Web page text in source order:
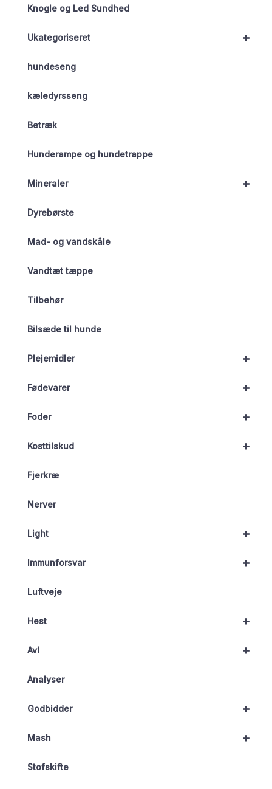
Knogle og Led Sundhed
+
Ukategoriseret
hundeseng
kæledyrsseng
Betræk
Hunderampe og hundetrappe
+
Mineraler
Dyrebørste
Mad- og vandskåle
Vandtæt tæppe
Tilbehør
Bilsæde til hunde
+
Plejemidler
+
Fødevarer
+
Foder
+
Kosttilskud
Fjerkræ
Nerver
+
Light
+
Immunforsvar
Luftveje
+
Hest
+
Avl
Analyser
+
Godbidder
+
Mash
Stofskifte